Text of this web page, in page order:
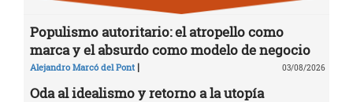
Populismo autoritario: el atropello como
marca y el absurdo como modelo de negocio
Alejandro Marcó del Pont | 03/08/2026
Oda al idealismo y retorno a la utopía